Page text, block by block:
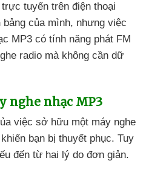
tuyến trên điện thoại
bảng của mình, nhưng việc
MP3 có tính năng phát FM
radio mà không cần dữ
nghe nhạc MP3
việc sở hữu một máy nghe
bạn bị thuyết phục. Tuy
đến từ hai lý do đơn giản.